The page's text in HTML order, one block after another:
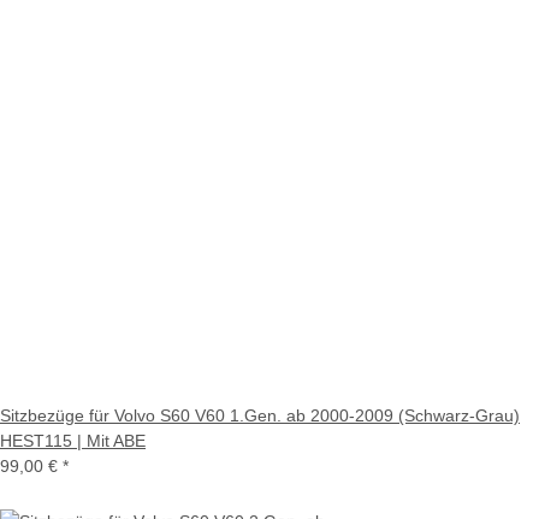
Sitzbezüge für Volvo S60 V60 1.Gen. ab 2000-2009 (Schwarz-Grau)
HEST115 | Mit ABE
99,00 € *